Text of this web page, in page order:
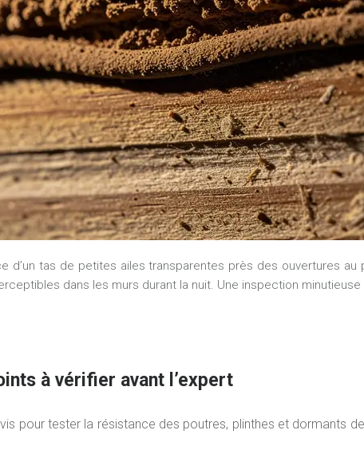
d’un tas de petites ailes transparentes près des ouvertures
dans les murs durant la nuit. Une inspection
à vérifier avant l’expert
pour tester la résistance des poutres, plinthes et dormants